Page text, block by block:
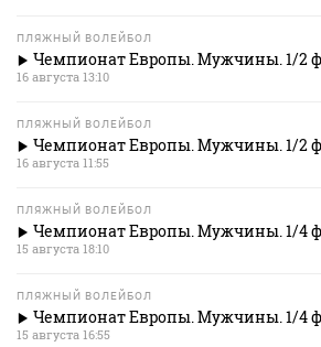
ПЛЯЖНЫЙ ВОЛЕЙБОЛ
Чемпионат Европы. Мужчины. 1/2
16 августа 13:10
ПЛЯЖНЫЙ ВОЛЕЙБОЛ
Чемпионат Европы. Мужчины. 1/2
16 августа 11:55
ПЛЯЖНЫЙ ВОЛЕЙБОЛ
Чемпионат Европы. Мужчины. 1/4
15 августа 18:10
ПЛЯЖНЫЙ ВОЛЕЙБОЛ
Чемпионат Европы. Мужчины. 1/4
15 августа 16:55